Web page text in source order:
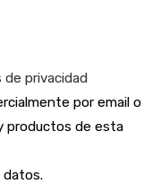
de privacidad
por email o
productos de esta
datos.